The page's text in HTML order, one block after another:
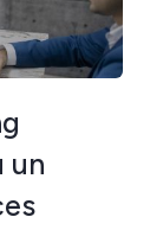
un